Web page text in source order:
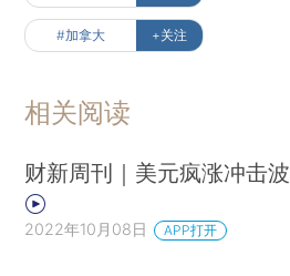
#加拿大 +关注
相关阅读
财新周刊｜美元疯涨冲击波
2022年10月08日 APP打开